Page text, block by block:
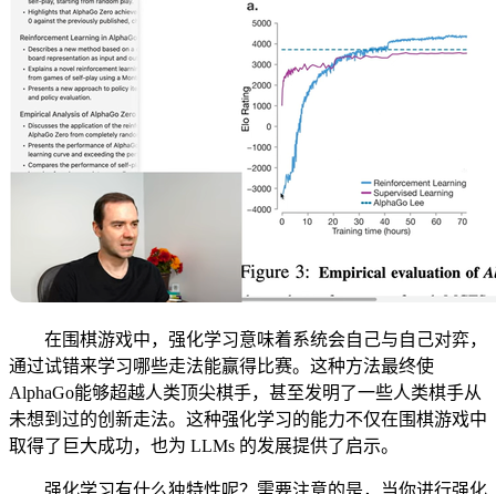
在围棋游戏中，强化学习意味着系统会自己与自己对弈，
通过试错来学习哪些走法能赢得比赛。这种方法最终使
AlphaGo能够超越人类顶尖棋手，甚至发明了一些人类棋手从
未想到过的创新走法。这种强化学习的能力不仅在围棋游戏中
取得了巨大成功，也为 LLMs 的发展提供了启示。
强化学习有什么独特性呢？需要注意的是，当你进行强化